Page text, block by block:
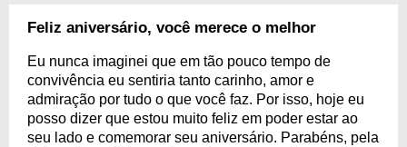
Feliz aniversário, você merece o melhor
Eu nunca imaginei que em tão pouco tempo de
convivência eu sentiria tanto carinho, amor e
admiração por tudo o que você faz. Por isso, hoje eu
posso dizer que estou muito feliz em poder estar ao
seu lado e comemorar seu aniversário. Parabéns, pela